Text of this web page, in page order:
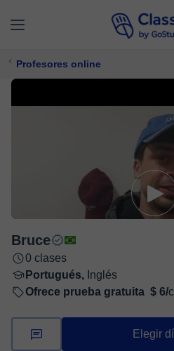
Profesores online
Bruce
0 clases
Portugués, Inglés
Ofrece prueba gratuita $ 6/
Elegir